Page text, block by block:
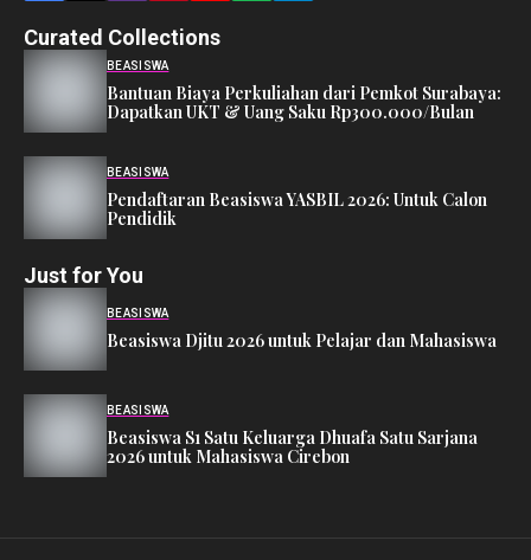
Curated Collections
BEASISWA
Bantuan Biaya Perkuliahan dari Pemkot Surabaya:
Dapatkan UKT & Uang Saku Rp300.000/Bulan
BEASISWA
Pendaftaran Beasiswa YASBIL 2026: Untuk Calon
Pendidik
Just for You
BEASISWA
Beasiswa Djitu 2026 untuk Pelajar dan Mahasiswa
BEASISWA
Beasiswa S1 Satu Keluarga Dhuafa Satu Sarjana
2026 untuk Mahasiswa Cirebon